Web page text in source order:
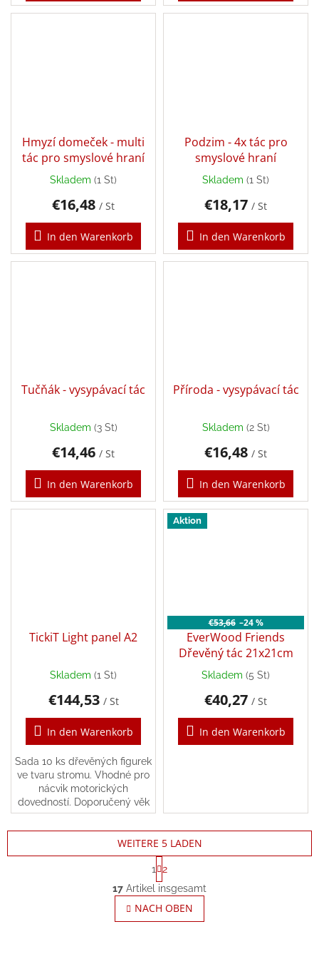
EUR
Hmyzí domeček - multi
tác pro smyslové hraní
Skladem (1 St)
€16,48 / St
In den Warenkorb
Podzim - 4x tác pro
smyslové hraní
Skladem (1 St)
€18,17 / St
In den Warenkorb
Tučňák - vysypávací tác
Skladem (3 St)
€14,46 / St
In den Warenkorb
Příroda - vysypávací tác
Skladem (2 St)
€16,48 / St
In den Warenkorb
TickiT Light panel A2
Produktbewertung
von
5
Sternen.
Skladem (1 St)
€144,53 / St
In den Warenkorb
Sada 10 ks dřevěných figurek
ve tvaru stromu. Vhodné pro
nácvik motorických
dovedností. Doporučený věk
od 10měsíců.
Aktion
€53,66 –24 %
EverWood Friends
Dřevěný tác 21x21cm
Skladem (5 St)
€40,27 / St
In den Warenkorb
S
t
e
u
WEITERE 5 LADEN
P
a
g
i
n
i
1
2
17 Artikel insgesamt
NACH OBEN